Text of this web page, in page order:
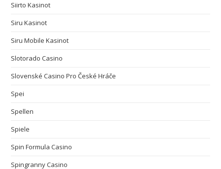
Siirto Kasinot
Siru Kasinot
Siru Mobile Kasinot
Slotorado Casino
Slovenské Casino Pro České Hráče
Spei
Spellen
Spiele
Spin Formula Casino
Spingranny Casino